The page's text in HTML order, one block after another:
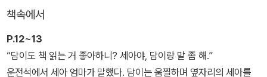
에도 한걸음 더 가까워지는데….
책속에서
P.12~13
“담이도 책 읽는 거 좋아하니? 세아야, 담이랑 말 좀 해.”
운전석에서 세아 엄마가 말했다. 담이는 움찔하며 옆자리의 세아를